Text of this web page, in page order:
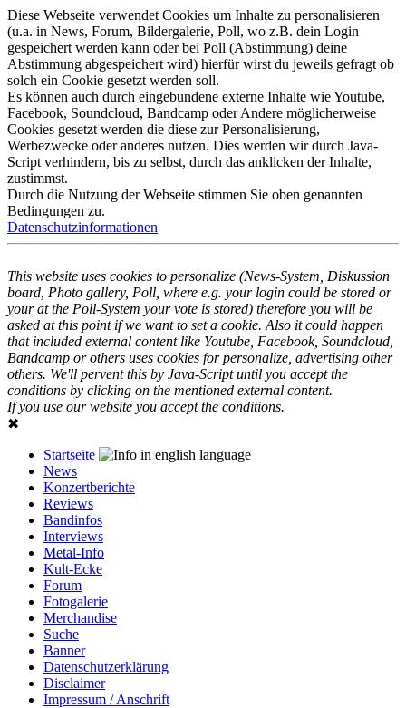
Diese Webseite verwendet Cookies um Inhalte zu personalisieren
(u.a. in News, Forum, Bildergalerie, Poll, wo z.B. dein Login
gespeichert werden kann oder bei Poll (Abstimmung) deine
Abstimmung abgespeichert wird) hierfür wirst du jeweils gefragt ob
solch ein Cookie gesetzt werden soll.
Es können auch durch eingebundene externe Inhalte wie Youtube,
Facebook, Soundcloud, Bandcamp oder Andere möglicherweise
Cookies gesetzt werden die diese zur Personalisierung,
Werbezwecke oder anderes nutzen. Dies werden wir durch Java-
Script verhindern, bis zu selbst, durch das anklicken der Inhalte,
zustimmst.
Durch die Nutzung der Webseite stimmen Sie oben genannten
Bedingungen zu.
Datenschutzinformationen
This website uses cookies to personalize (News-System, Diskussion
board, Photo gallery, Poll, where e.g. your login could be stored or
your at the Poll-System your vote is stored) therefore you will be
asked at this point if we want to set a cookie. Also it could happen
that included external content like Youtube, Facebook, Soundcloud,
Bandcamp or others uses cookies for personalize, advertising other
others. We'll pervent this by Java-Script until you accept the
conditions by clicking on the mentioned external content.
If you use our website you accept the conditions.
✖
Startseite
News
Konzertberichte
Reviews
Bandinfos
Interviews
Metal-Info
Kult-Ecke
Forum
Fotogalerie
Merchandise
Suche
Banner
Datenschutzerklärung
Disclaimer
Impressum / Anschrift